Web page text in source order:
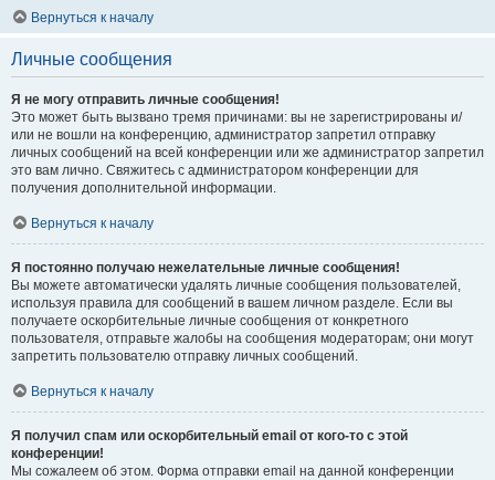
Вернуться к началу
Личные сообщения
Я не могу отправить личные сообщения!
Это может быть вызвано тремя причинами: вы не зарегистрированы и/
или не вошли на конференцию, администратор запретил отправку
личных сообщений на всей конференции или же администратор запретил
это вам лично. Свяжитесь с администратором конференции для
получения дополнительной информации.
Вернуться к началу
Я постоянно получаю нежелательные личные сообщения!
Вы можете автоматически удалять личные сообщения пользователей,
используя правила для сообщений в вашем личном разделе. Если вы
получаете оскорбительные личные сообщения от конкретного
пользователя, отправьте жалобы на сообщения модераторам; они могут
запретить пользователю отправку личных сообщений.
Вернуться к началу
Я получил спам или оскорбительный email от кого-то с этой
конференции!
Мы сожалеем об этом. Форма отправки email на данной конференции